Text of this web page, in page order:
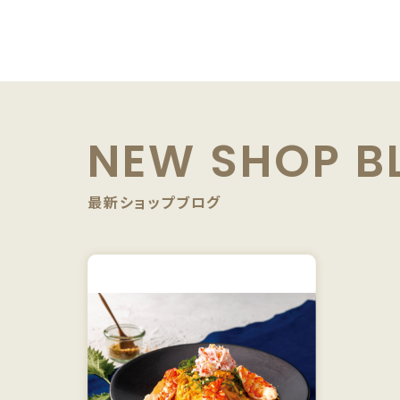
NEW SHOP
最新ショップブログ